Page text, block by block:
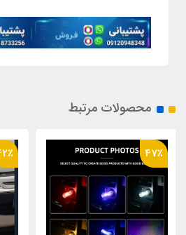
محصولات مرتبط
42٪